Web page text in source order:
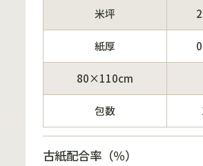
米坪
紙厚
80×110cm
包数
古紙配合率（％）